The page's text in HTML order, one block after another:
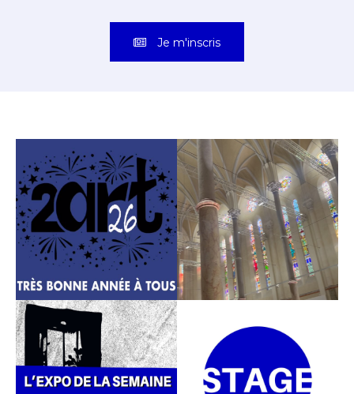
Je m'inscris